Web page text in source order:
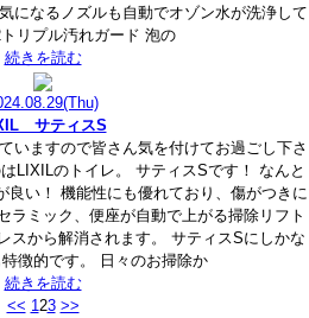
になるノズルも自動でオゾン水が洗浄して
リプル汚れガード 泡の
続きを読む
(Thu)
サティスS
いますので皆さん気を付けてお過ごし下さ
LIXILのトイレ。 サティスSです！ なんと
良い！ 機能性にも優れており、傷がつきに
ラミック、便座が自動で上がる掃除リフト
スから解消されます。 サティスSにしかな
徴的です。 日々のお掃除か
続きを読む
<< 123 >>